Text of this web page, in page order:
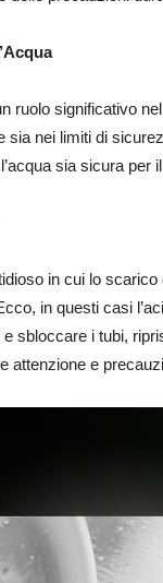
ruolo significativo
sia nei limiti di
sia sicura per
in cui lo
in questi casi
sbloccare i tubi,
attenzione e